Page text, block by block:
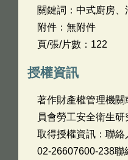
關鍵詞：中式廚房、
附件：無附件
頁/張/片數：122
授權資訊
著作財產權管理機
員會勞工安全衛生研
取得授權資訊：聯絡
02-26607600-238聯